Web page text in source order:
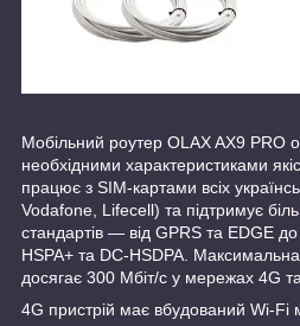
Мобільний роутер OLAX AX9 PRO
необхідними характеристиками
працює з SIM-картами всіх
Vodafone, Lifecell) та підтримує
стандартів — від GPRS та EDGE
HSPA+ та DC-HSDPA.
досягає 300 Мбіт/с у мережах 4G
4G пристрій має вбудований Wi-Fi